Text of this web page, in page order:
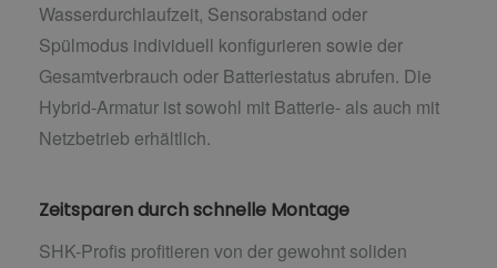
Wasserdurchlaufzeit, Sensorabstand oder
Spülmodus individuell konfigurieren sowie der
Gesamtverbrauch oder Batteriestatus abrufen. Die
Hybrid-Armatur ist sowohl mit Batterie- als auch mit
Netzbetrieb erhältlich.
Zeitsparen durch schnelle Montage
SHK-Profis profitieren von der gewohnt soliden